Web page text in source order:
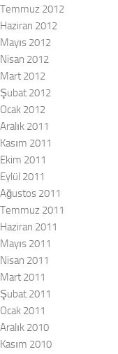
Temmuz 2012
Haziran 2012
Mayıs 2012
Nisan 2012
Mart 2012
Şubat 2012
Ocak 2012
Aralık 2011
Kasım 2011
Ekim 2011
Eylül 2011
Ağustos 2011
Temmuz 2011
Haziran 2011
Mayıs 2011
Nisan 2011
Mart 2011
Şubat 2011
Ocak 2011
Aralık 2010
Kasım 2010